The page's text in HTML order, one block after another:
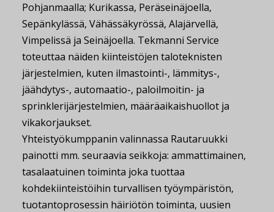
Pohjanmaalla; Kurikassa, Peräseinäjoella,
Sepänkylässä, Vähässäkyrössä, Alajärvellä,
Vimpelissä ja Seinäjoella. Tekmanni Service
toteuttaa näiden kiinteistöjen taloteknisten
järjestelmien, kuten ilmastointi-, lämmitys-,
jäähdytys-, automaatio-, paloilmoitin- ja
sprinklerijärjestelmien, määräaikaishuollot ja
vikakorjaukset.
Yhteistyökumppanin valinnassa Rautaruukki
painotti mm. seuraavia seikkoja: ammattimainen,
tasalaatuinen toiminta joka tuottaa
kohdekiinteistöihin turvallisen työympäristön,
tuotantoprosessin häiriötön toiminta, uusien